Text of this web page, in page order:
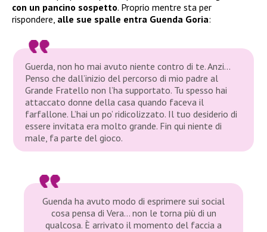
con un pancino sospetto. Proprio mentre sta per
rispondere, alle sue spalle entra Guenda Goria:
Guerda, non ho mai avuto niente contro di te. Anzi…
Penso che dall’inizio del percorso di mio padre al
Grande Fratello non l’ha supportato. Tu spesso hai
attaccato donne della casa quando faceva il
farfallone. L’hai un po’ ridicolizzato. Il tuo desiderio di
essere invitata era molto grande. Fin qui niente di
male, fa parte del gioco.
Guenda ha avuto modo di esprimere sui social
cosa pensa di Vera… non le torna più di un
qualcosa. È arrivato il momento del faccia a